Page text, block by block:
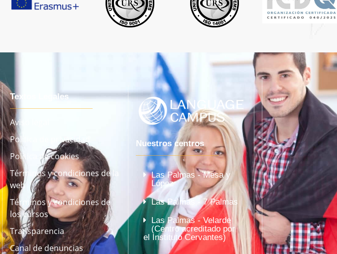
Textos Legales
Aviso legal
Política de privacidad
Política de cookies
Términos y condiciones de la
web
Términos y condiciones de
los cursos
Transparencia
Canal de denuncias
Nuestros centros
Las Palmas - Mesa y
López
Las Palmas - 7 Palmas
Las Palmas - Velarde
(Centro acreditado por
el Instituto Cervantes)